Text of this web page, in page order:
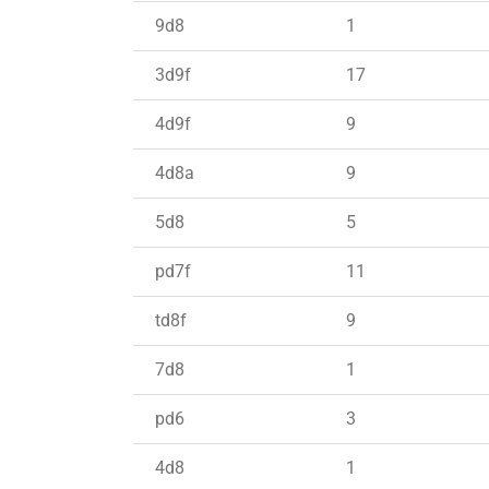
9d8 1
3d9f 17
4d9f 9
4d8a 9
5d8 5
pd7f 11
td8f 9
7d8 1
pd6 3
4d8 1